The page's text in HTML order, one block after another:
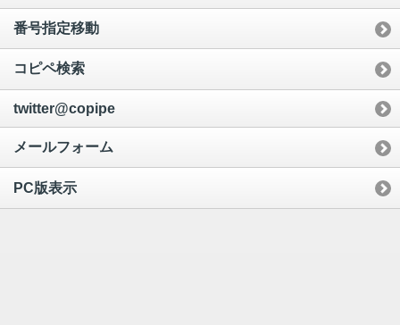
番号指定移動
コピペ検索
twitter@copipe
メールフォーム
PC版表示